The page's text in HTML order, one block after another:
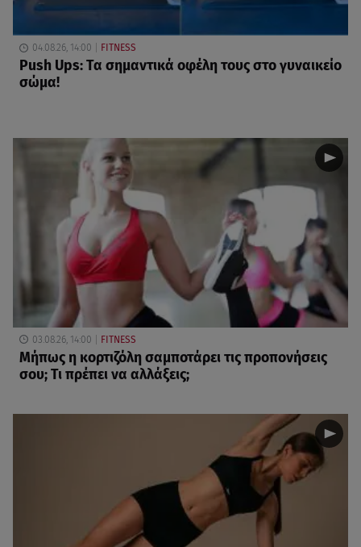
04.08.26, 14:00 FITNESS
Push Ups: Τα σημαντικά οφέλη τους στο γυναικείο
σώμα!
03.08.26, 14:00 FITNESS
Μήπως η κορτιζόλη σαμποτάρει τις προπονήσεις
σου; Τι πρέπει να αλλάξεις;